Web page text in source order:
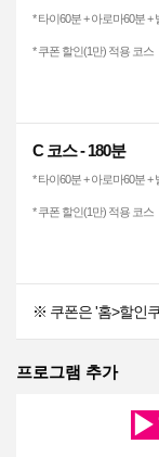
* 타이60분 + 아로마60분 +
* 쿠폰 할인(1만) 적용 코스
C 코스 - 180분
* 타이60분 + 아로마60분 +
* 쿠폰 할인(1만) 적용 코스
※ 쿠폰은 '홈>할인
프로그램 추가
▶